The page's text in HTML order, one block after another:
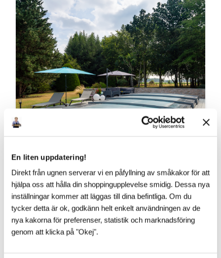
En liten uppdatering!
Direkt från ugnen serverar vi en påfyllning av småkakor för att
hjälpa oss att hålla din shoppingupplevelse smidig. Dessa nya
inställningar kommer att läggas till dina befintliga. Om du
tycker detta är ok, godkänn helt enkelt användningen av de
nya kakorna för preferenser, statistik och marknadsföring
genom att klicka på "Okej".
VAD SÄGS OM ÄNNU LÄGRE?!
​Vår franska pooltaktillverkare vilar inte i hängmattan!
Till 2027 kommer Pooltak UltraLow™ - Exklusivare -
Snyggare och Ännu lägre! Helt utan mellanh...